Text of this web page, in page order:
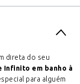
direta do seu
Infinito em banho à
para alguém